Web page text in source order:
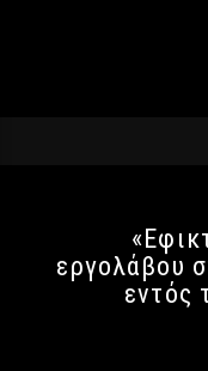
εργολάβου
εντός